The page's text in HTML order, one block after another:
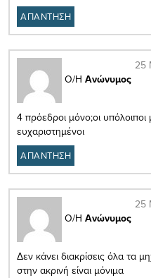
ΑΠΑΝΤΗΣΗ
Ο/Η Ανώνυμος
25
4 πρόεδροι μόνο;οι υπόλοιποι
ευχαριστημένοι
ΑΠΑΝΤΗΣΗ
Ο/Η Ανώνυμος
25
Δεν κάνει διακρίσεις όλα τα
στην ακρινή είναι μόνιμα